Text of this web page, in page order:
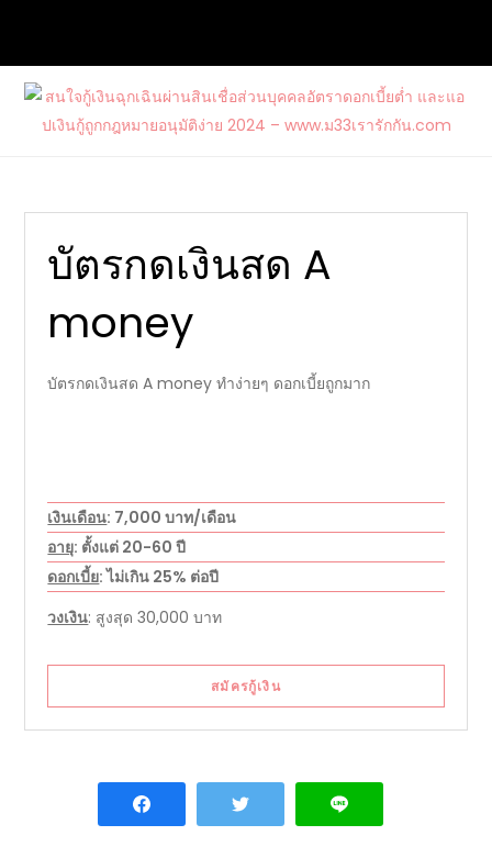
content
กฎหมายอนุมัติง่าย 2024 –
www.ม33เรารักกัน.com
รักกัน.com
บัตรกดเงินสด A
money
บัตรกดเงินสด A money ทำง่ายๆ ดอกเบี้ยถูกมาก
เงินเดือน: 7,000 บาท/เดือน
อายุ: ตั้งแต่ 20-60 ปี
ดอกเบี้ย: ไม่เกิน 25% ต่อปี
วงเงิน: สูงสุด 30,000 บาท
สมัครกู้เงิน